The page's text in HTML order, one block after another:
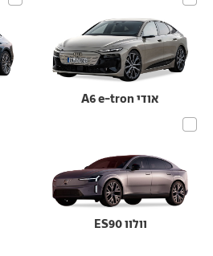
אודי A6 e-tron
וולוו ES90